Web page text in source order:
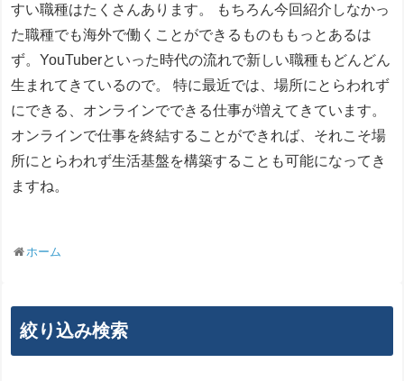
すい職種はたくさんあります。 もちろん今回紹介しなかっ
た職種でも海外で働くことができるものももっとあるは
ず。YouTuberといった時代の流れで新しい職種もどんどん
生まれてきているので。 特に最近では、場所にとらわれず
にできる、オンラインでできる仕事が増えてきています。
オンラインで仕事を終結することができれば、それこそ場
所にとらわれず生活基盤を構築することも可能になってき
ますね。
ホーム
絞り込み検索